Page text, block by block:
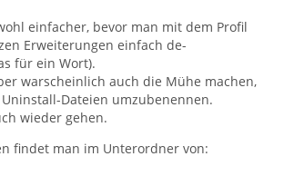
einfacher, bevor man mit dem Profil
Erweiterungen einfach de-
für ein Wort).
warscheinlich auch die Mühe machen,
Dateien umzubenennen.
wieder gehen.
findet man im Unterordner von: